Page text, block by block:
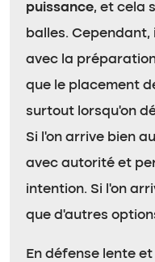
puissance, et cela
balles.
avec la
que le placement
surtout lorsqu’on
Si l’on arrive bien
avec autorité et
intention. Si l’on
que d’autres
En défense lente